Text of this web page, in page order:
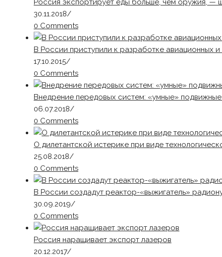
Россия экспортирует еды больше, чем оружия, —
30.11.2018/
0 Comments
В России приступили к разработке авиационных
17.10.2015/
0 Comments
Внедрение передовых систем: «умные»
06.07.2018/
0 Comments
О дилетантской истерике при виде
25.08.2018/
0 Comments
В России создадут реактор-«выжигатель»
30.09.2019/
0 Comments
Россия наращивает экспорт лазеров
20.12.2017/